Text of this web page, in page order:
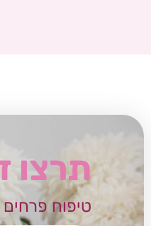
תרצו
טיפוח פרחים